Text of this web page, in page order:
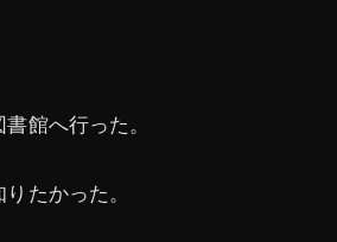
館へ行った。
たかった。